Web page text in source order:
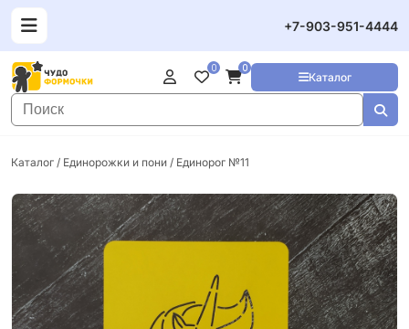
+7-903-951-4444
Каталог
0 0
Каталог / Единорожки и пони / Единорог №11